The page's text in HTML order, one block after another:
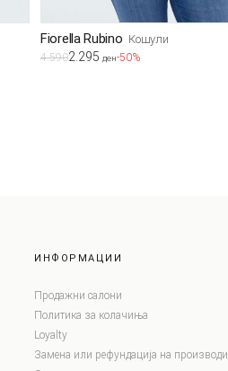
Fiorella Rubino Кошули
4.5902.295 ден-50%
ИНФОРМАЦИИ
Продажни салони
Политика за колачиња
Loyalty
Замена или рефундација на производи